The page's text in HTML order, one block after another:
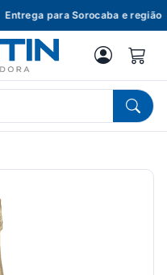
Entrega para Sorocaba e região